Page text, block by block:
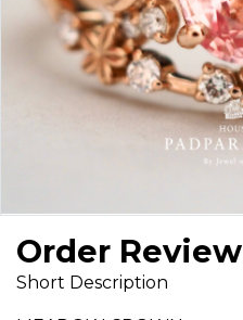
Order Review
Short Description